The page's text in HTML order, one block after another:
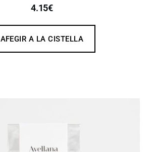
4.15€
AFEGIR A LA CISTELLA